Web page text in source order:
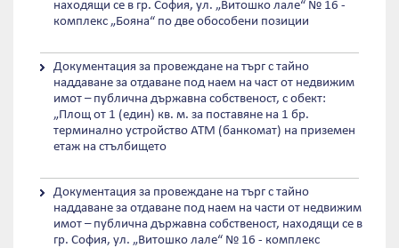
находящи се в гр. София, ул. „Витошко лале“ № 16 -
комплекс „Бояна“ по две обособени позиции
Документация за провеждане на търг с тайно
наддаване за отдаване под наем на част от недвижим
имот – публична държавна собственост, с обект:
„Площ от 1 (един) кв. м. за поставяне на 1 бр.
терминално устройство АТМ (банкомат) на приземен
етаж на стълбището
Документация за провеждане на търг с тайно
наддаване за отдаване под наем на части от недвижим
имот – публична държавна собственост, находящи се в
гр. София, ул. „Витошко лале“ № 16 - комплекс